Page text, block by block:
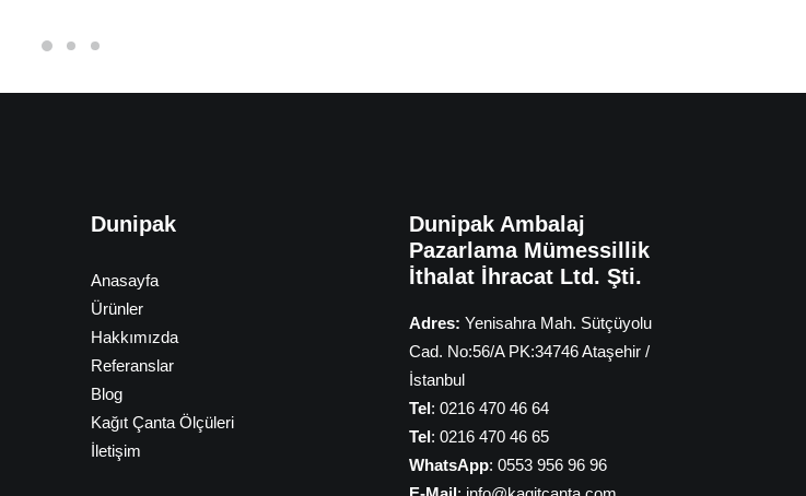
Dunipak
Anasayfa
Ürünler
Hakkımızda
Referanslar
Blog
Kağıt Çanta Ölçüleri
İletişim
Dunipak Ambalaj
Pazarlama Mümessillik
İthalat İhracat Ltd. Şti.
Adres: Yenisahra Mah. Sütçüyolu
Cad. No:56/A PK:34746 Ataşehir /
İstanbul
Tel: 0216 470 46 64
Tel: 0216 470 46 65
WhatsApp: 0553 956 96 96